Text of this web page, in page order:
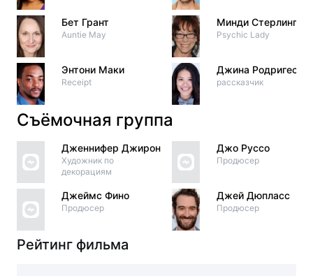
Бет Грант
Auntie May
Энтони Маки
Receipt
Минди Стерлинг
Psychic Lady
Джина Родригес
рассказчик
Съёмочная группа
Дженнифер Джирон
Художник по
декорациям
Джеймс Фино
Продюсер
Джо Руссо
Продюсер
Джей Дюпласс
Продюсер
Рейтинг фильма